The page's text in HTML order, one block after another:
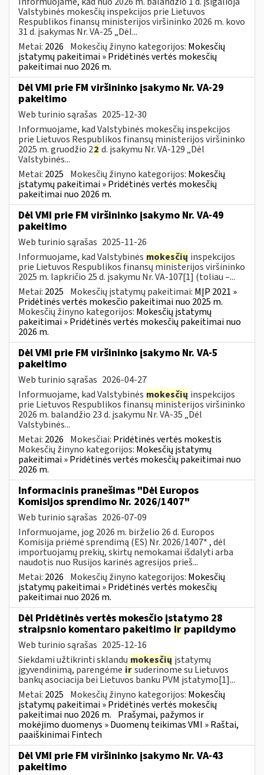
Valstybinės mokesčių inspekcijos prie Lietuvos
Respublikos finansų ministerijos viršininko 2026 m. kovo
31 d. įsakymas Nr. VA-25 „Dėl...
Metai: 2026 Mokesčių žinyno kategorijos: Mokesčių
įstatymų pakeitimai » Pridėtinės vertės mokesčių
pakeitimai nuo 2026 m.
Dėl VMI prie FM viršininko įsakymo Nr. VA-29
pakeitimo
Web turinio sąrašas 2025-12-30
Informuojame, kad Valstybinės mokesčių inspekcijos
prie Lietuvos Respublikos finansų ministerijos viršininko
2025 m. gruodžio 22 d. įsakymu Nr. VA-129 „Dėl
Valstybinės...
Metai: 2025 Mokesčių žinyno kategorijos: Mokesčių
įstatymų pakeitimai » Pridėtinės vertės mokesčių
pakeitimai nuo 2026 m.
Dėl VMI prie FM viršininko įsakymo Nr. VA-49
pakeitimo
Web turinio sąrašas 2025-11-26
Informuojame, kad Valstybinės mokesčių inspekcijos
prie Lietuvos Respublikos finansų ministerijos viršininko
2025 m. lapkričio 25 d. įsakymu Nr. VA-107[1] (toliau –...
Metai: 2025 Mokesčių įstatymų pakeitimai: MĮP 2021 »
Pridėtinės vertės mokesčio pakeitimai nuo 2025 m.
Mokesčių žinyno kategorijos: Mokesčių įstatymų
pakeitimai » Pridėtinės vertės mokesčių pakeitimai nuo
2026 m.
Dėl VMI prie FM viršininko įsakymo Nr. VA-5
pakeitimo
Web turinio sąrašas 2026-04-27
Informuojame, kad Valstybinės mokesčių inspekcijos
prie Lietuvos Respublikos finansų ministerijos viršininko
2026 m. balandžio 23 d. įsakymu Nr. VA-35 „Dėl
Valstybinės...
Metai: 2026 Mokesčiai: Pridėtinės vertės mokestis
Mokesčių žinyno kategorijos: Mokesčių įstatymų
pakeitimai » Pridėtinės vertės mokesčių pakeitimai nuo
2026 m.
Informacinis pranešimas "Dėl Europos
Komisijos sprendimo Nr. 2026/1407"
Web turinio sąrašas 2026-07-09
Informuojame, jog 2026 m. birželio 26 d. Europos
Komisija priėmė sprendimą (ES) Nr. 2026/1407* , dėl
importuojamų prekių, skirtų nemokamai išdalyti arba
naudotis nuo Rusijos karinės agresijos prieš...
Metai: 2026 Mokesčių žinyno kategorijos: Mokesčių
įstatymų pakeitimai » Pridėtinės vertės mokesčių
pakeitimai nuo 2026 m.
Dėl Pridėtinės vertės mokesčio įstatymo 28
straipsnio komentaro pakeitimo ir papildymo
Web turinio sąrašas 2025-12-16
Siekdami užtikrinti sklandų mokesčių įstatymų
įgyvendinimą, parengėme irsuderinome su Lietuvos
bankų asociacija bei Lietuvos banku PVM įstatymo[1]...
Metai: 2025 Mokesčių žinyno kategorijos: Mokesčių
įstatymų pakeitimai » Pridėtinės vertės mokesčių
pakeitimai nuo 2026 m. Prašymai, pažymos ir
mokėjimo duomenys » Duomenų teikimas VMI » Raštai,
paaiškinimai Fintech
Dėl VMI prie FM viršininko įsakymo Nr. VA-43
pakeitimo